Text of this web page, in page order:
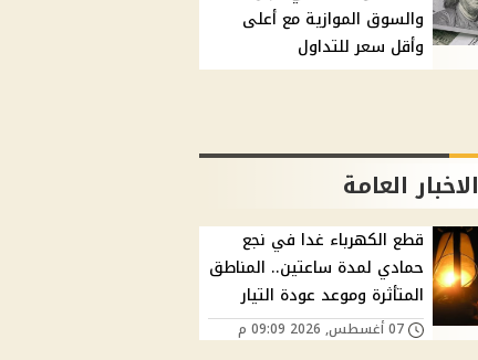
والسوق الموازية مع أعلى
وأقل سعر للتداول
الاخبار العامة
قطع الكهرباء غدا في نجع
حمادي لمدة ساعتين.. المناطق
المتأثرة وموعد عودة التيار
07 أغسطس, 2026 09:09 م